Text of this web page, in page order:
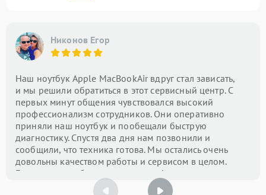
Никонов Егор
Наш ноутбук Apple MacBookAir вдруг стал зависать,
и мы решили обратиться в этот сервисный центр. С
первых минут общения чувствовался высокий
профессионализм сотрудников. Они оперативно
приняли наш ноутбук и пообещали быструю
диагностику. Спустя два дня нам позвонили и
сообщили, что техника готова. Мы остались очень
довольны качеством работы и сервисом в целом.
Большое спасибо за вашу помощь!